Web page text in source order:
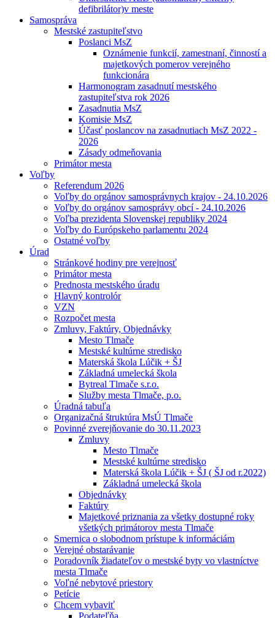
defibrilátor)v meste
Samospráva
Mestské zastupiteľstvo
Poslanci MsZ
Oznámenie funkcií, zamestnaní, činností a
majetkových pomerov verejného
funkcionára
Harmonogram zasadnutí mestského
zastupiteľstva rok 2026
Zasadnutia MsZ
Komisie MsZ
Účasť poslancov na zasadnutiach MsZ 2022 -
2026
Zásady odmeňovania
Primátor mesta
Voľby
Referendum 2026
Voľby do orgánov samosprávnych krajov - 24.10.2026
Voľby do orgánov samosprávy obcí - 24.10.2026
Voľba prezidenta Slovenskej republiky 2024
Voľby do Európskeho parlamentu 2024
Ostatné voľby
Úrad
Stránkové hodiny pre verejnosť
Primátor mesta
Prednosta mestského úradu
Hlavný kontrolór
VZN
Rozpočet mesta
Zmluvy, Faktúry, Objednávky
Mesto Tlmače
Mestské kultúrne stredisko
Materská škola Lúčik + ŠJ
Základná umelecká škola
Bytreal Tlmače s.r.o.
Služby mesta Tlmače, p.o.
Úradná tabuľa
Organizačná štruktúra MsÚ Tlmače
Povinné zverejňovanie do 30.11.2023
Zmluvy
Mesto Tlmače
Mestské kultúrne stredisko
Materská škola Lúčik + ŠJ ( ŠJ od r.2022)
Základná umelecká škola
Objednávky
Faktúry
Majetkové priznania za všetky dostupné roky
všetkých primátorov mesta Tlmače
Smernica o slobodnom prístupe k informáciám
Verejné obstarávanie
Poradovník žiadateľov o mestské byty vo vlastníctve
mesta Tlmače
Voľné nebytové priestory
Petície
Chcem vybaviť
Podateľňa